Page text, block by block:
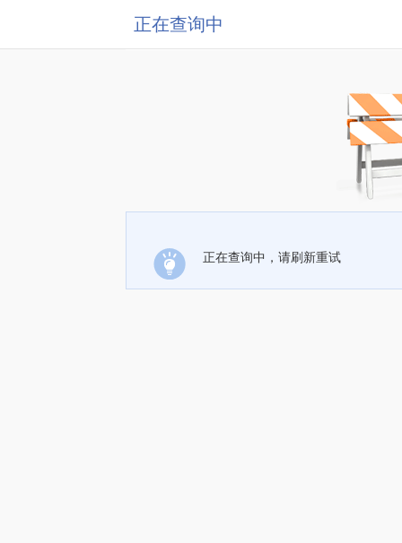
正在查询中
正在查询中，请刷新重试